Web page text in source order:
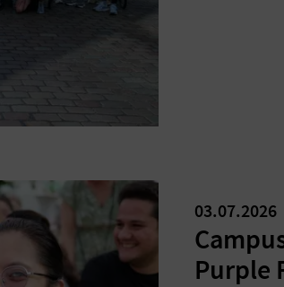
03.07.2026
Purple